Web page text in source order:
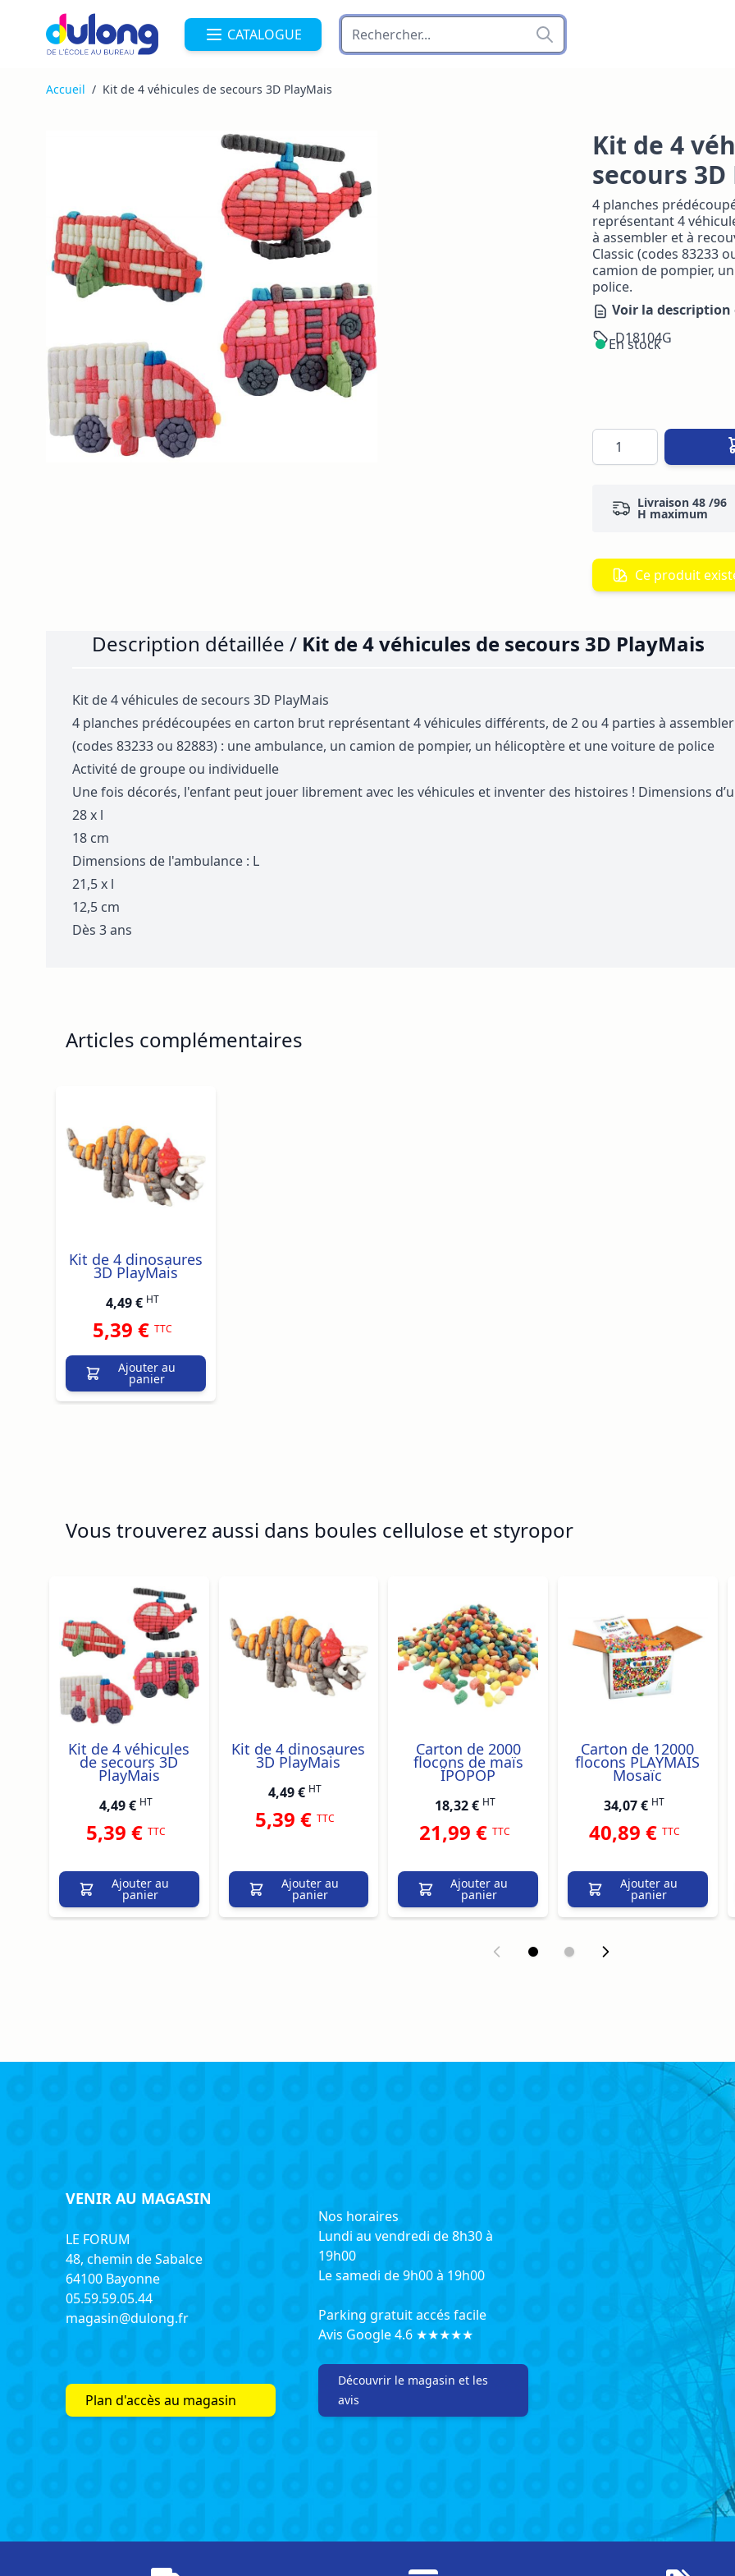
Allez au contenu
CATALOGUE
Accueil / Kit de 4 véhicules de secours 3D PlayMais
Kit de 4
secours
4 planches
représentant 4
à assembler et à
Classic (codes 83233
camion de pompier,
police.
Voir la
D18104G
En stock
Quantité
Livraison 48 /96
H maximum
Ce produit
Description détaillée / Kit de 4 véhicules de secours 3D PlayMais
Kit de 4 véhicules de secours 3D PlayMais
4 planches prédécoupées en carton brut représentant 4 véhicules différents, de 2 ou 4 parties à
(codes 83233 ou 82883) : une ambulance, un camion de pompier, un hélicoptère et une voiture de police
Activité de groupe ou individuelle
Une fois décorés, l'enfant peut jouer librement avec les véhicules et inventer des histoires ! Dimensions
28 x l
18 cm
Dimensions de l'ambulance : L
21,5 x l
12,5 cm
Dès 3 ans
Articles complémentaires
Kit de 4 dinosaures
3D PlayMais
4,49 € HT
5,39 € TTC
Ajouter au
panier
Vous trouverez aussi dans boules cellulose et styropor
Navigating through the elements of the carousel is possible using the tab key. You can skip the carousel or
Press to skip carousel
Press to go to carousel navigation
Kit de 4 véhicules
de secours 3D
PlayMais
4,49 € HT
5,39 € TTC
Ajouter au
panier
Kit de 4 dinosaures
3D PlayMais
4,49 € HT
5,39 €TTC
Ajouter au
panier
Carton de 2000
flocons de maïs
ÏPOPOP
18,32 € HT
21,99 €TTC
Ajouter au
panier
Carton de 12000
flocons PLAYMAIS
Mosaïc
34,07 € HT
40,89 € TTC
Ajouter au
panier
VENIR AU MAGASIN
LE FORUM
48, chemin de Sabalce
64100 Bayonne
05.59.59.05.44
magasin@dulong.fr
Plan d'accès au magasin
Nos horaires
Lundi au vendredi de 8h30 à
19h00
Le samedi de 9h00 à 19h00
Parking gratuit accés facile
Avis Google 4.6 ★★★★★
Découvrir le magasin et les
avis